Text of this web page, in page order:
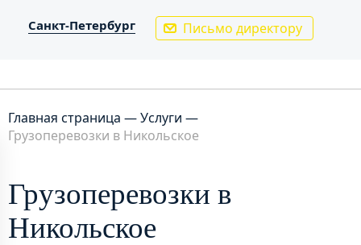
Санкт-Петербург Письмо директору
Главная страница —Услуги —
Грузоперевозки в Никольское
Грузоперевозки в
Никольское